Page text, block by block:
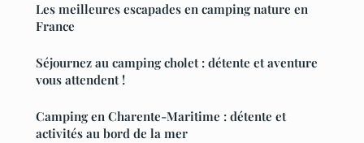
Les meilleures escapades en camping nature en
France
Séjournez au camping cholet : détente et aventure
vous attendent !
Camping en Charente-Maritime : détente et
activités au bord de la mer